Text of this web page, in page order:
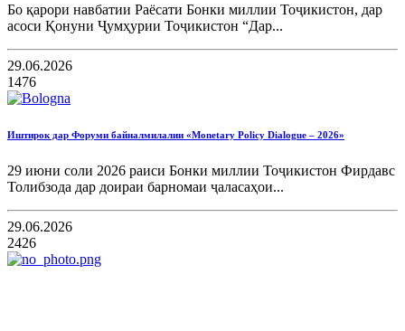
Бо қарори навбатии Раёсати Бонки миллии Тоҷикистон, дар
асоси Қонуни Ҷумҳурии Тоҷикистон “Дар...
29.06.2026
1476
Иштирок дар Форуми байналмилалии «Monetary Policy Dialogue – 2026»
29 июни соли 2026 раиси Бонки миллии Тоҷикистон Фирдавс
Толибзода дар доираи барномаи ҷаласаҳои...
29.06.2026
2426